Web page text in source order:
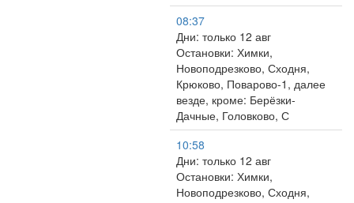
08:37
Дни: только 12 авг
Остановки: Химки,
Новоподрезково, Сходня,
Крюково, Поварово-1, далее
везде, кроме: Берёзки-
Дачные, Головково, С
10:58
Дни: только 12 авг
Остановки: Химки,
Новоподрезково, Сходня,